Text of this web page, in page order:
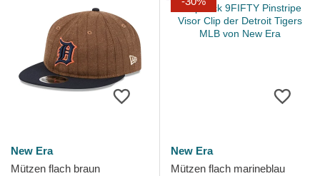
New Era
Mützen flach braun
New Era
Mützen flach marineblau